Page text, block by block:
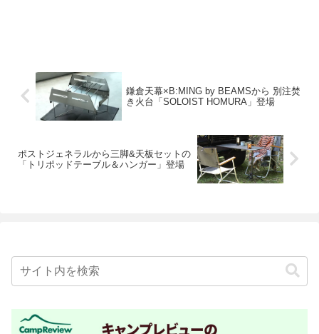
鎌倉天幕×B:MING by BEAMSから 別注焚
き火台「SOLOIST HOMURA」登場
ポストジェネラルから三脚&天板セットの
「トリポッドテーブル＆ハンガー」登場